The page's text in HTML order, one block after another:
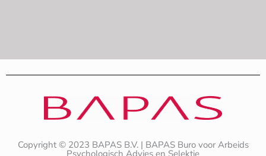
Copyright © 2023 BAPAS B.V. | BAPAS Buro voor Arbeids
Psychologisch Advies en Selektie